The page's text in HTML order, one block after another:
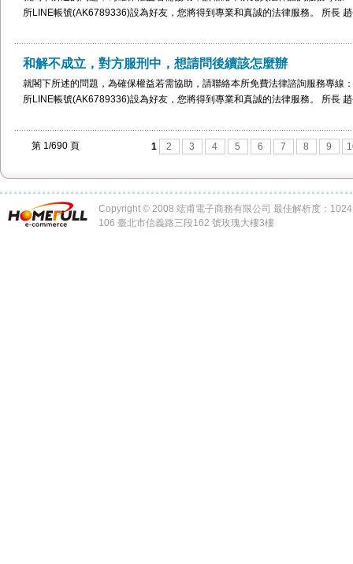
所LINE帳號(AK6789336)設為好友，您將得到專業和真誠的法律服務。 所長
和解不成立，對方服刑中，想請問後續該怎麼辦
就閣下所述的問題，為確保權益若需協助，請聯絡本所免費法律諮詢服務專
所LINE帳號(AK6789336)設為好友，您將得到專業和真誠的法律服務。 所長
第 1/690 頁 1 2 3 4 5 6 7 8 9
Copyright © 2008 竤甫電子商務有限公司 最佳解析度：
106 臺北市信義路三段162 號玫瑰大樓3樓